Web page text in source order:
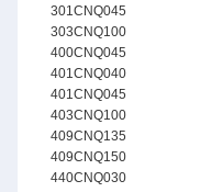
301CNQ045
303CNQ100
400CNQ045
401CNQ040
401CNQ045
403CNQ100
409CNQ135
409CNQ150
440CNQ030